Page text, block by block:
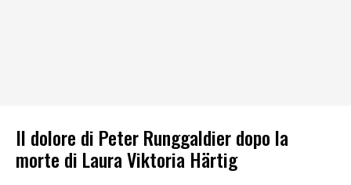
Il dolore di Peter Runggaldier dopo la
morte di Laura Viktoria Härtig